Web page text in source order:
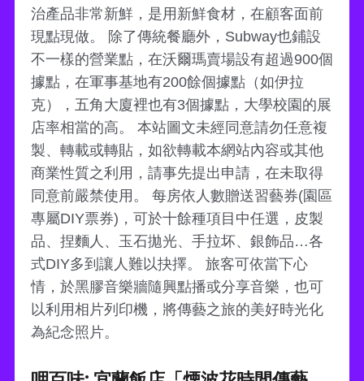
治產品非常新鮮，是用新鮮食材，在顧客面前
現點現做。 除了傳統餐廳外，Subway也鋪設
不一樣的營業點，在沃爾瑪賣場設有超過900個
據點，在軍事基地有200餘個據點（如伊拉
克），五角大廈裡也有3個據點，大學校園的展
店率相當的高。 本站圖文未經同意請勿任意複
製、轉載或轉貼，如欲轉載本網站內容或其他
商業性質之利用，請事先提出申請，在未取得
同意前嚴禁使用。 每房依人數贈送習藝券(園區
專屬DIY票券)，可於十餘種項目中任選，皮製
品、捏麵人、玉石拋光、手拉坏、銀飾品…各
式DIY多到讓人難以抉擇。 旅客可依當下心
情，於黑膠音樂牆隨興點播或分享音樂，也可
以利用相片列印機，將傳藝之旅的美好時光化
為紀念照片。